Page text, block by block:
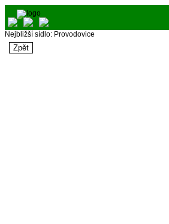
Nejbližší sídlo: Provodovice